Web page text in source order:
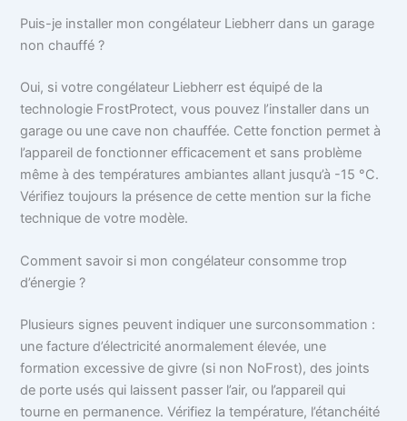
Puis-je installer mon congélateur Liebherr dans un garage
non chauffé ?
Oui, si votre congélateur Liebherr est équipé de la
technologie FrostProtect, vous pouvez l’installer dans un
garage ou une cave non chauffée. Cette fonction permet à
l’appareil de fonctionner efficacement et sans problème
même à des températures ambiantes allant jusqu’à -15 °C.
Vérifiez toujours la présence de cette mention sur la fiche
technique de votre modèle.
Comment savoir si mon congélateur consomme trop
d’énergie ?
Plusieurs signes peuvent indiquer une surconsommation :
une facture d’électricité anormalement élevée, une
formation excessive de givre (si non NoFrost), des joints
de porte usés qui laissent passer l’air, ou l’appareil qui
tourne en permanence. Vérifiez la température, l’étanchéité